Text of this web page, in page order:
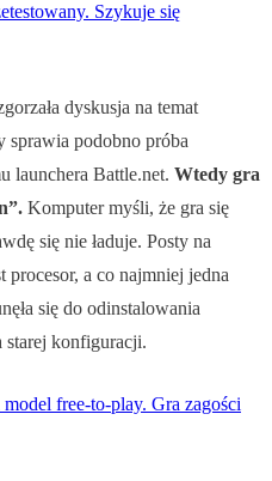
Szykuje się
dyskusja na temat
sprawia podobno próba
launchera Battle.net. Wtedy gra
Komputer myśli, że gra się
się nie ładuje. Posty na
a co najmniej jedna
się do odinstalowania
starej konfiguracji.
free-to-play. Gra zagości